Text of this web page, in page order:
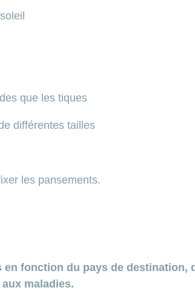
que les tiques
différentes tailles
les pansements.
fonction du pays de destination,
maladies.